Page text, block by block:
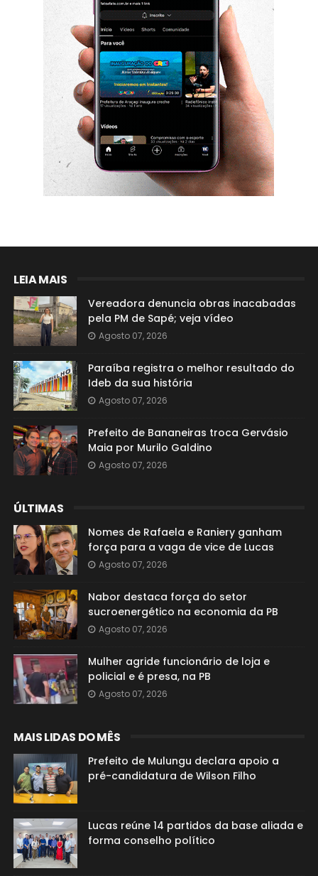
LEIA MAIS
Vereadora denuncia obras inacabadas
pela PM de Sapé; veja vídeo
Agosto 07, 2026
Paraíba registra o melhor resultado do
Ideb da sua história
Agosto 07, 2026
Prefeito de Bananeiras troca Gervásio
Maia por Murilo Galdino
Agosto 07, 2026
ÚLTIMAS
Nomes de Rafaela e Raniery ganham
força para a vaga de vice de Lucas
Agosto 07, 2026
Nabor destaca força do setor
sucroenergético na economia da PB
Agosto 07, 2026
Mulher agride funcionário de loja e
policial e é presa, na PB
Agosto 07, 2026
MAIS LIDAS DO MÊS
Prefeito de Mulungu declara apoio a
pré-candidatura de Wilson Filho
Lucas reúne 14 partidos da base aliada e
forma conselho político